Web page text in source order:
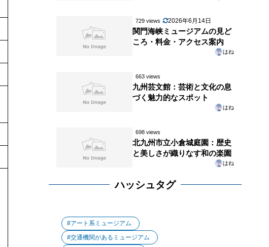
729 views 2026年6月14日
関門海峡ミュージアムの見ど
ころ・料金・アクセス案内
はね
663 views
九州芸文館：芸術と文化の息
づく魅力的なスポット
はね
698 views
北九州市立小倉城庭園：歴史
と美しさが織りなす和の楽園
はね
ハッシュタグ
アート系ミュージアム
交通機関があるミュージアム